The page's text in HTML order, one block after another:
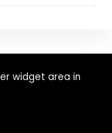
widget area in